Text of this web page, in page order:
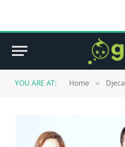
YOU ARE AT: Home » Djeca